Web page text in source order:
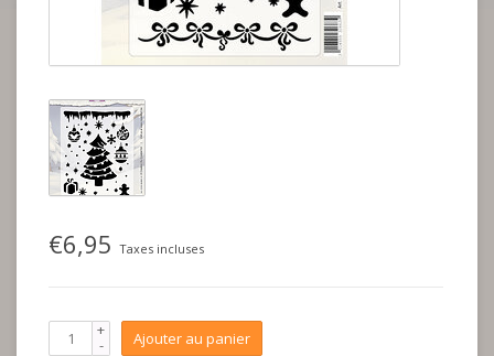
€6,95 Taxes incluses
+
- Ajouter au panier